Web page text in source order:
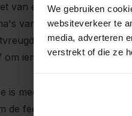
We gebruiken
websiteverkeer te
media, adverteren
verstrekt of die ze
van een gezellige
van fruit, kruiden en
naar je toe. Het is
iemand anders een
is meer dan alleen een
de feestdagen te vieren